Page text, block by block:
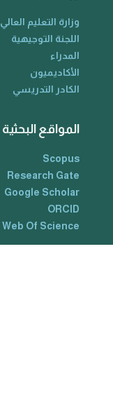
وزارة التعليم العالي
اللجنة التوجيهية
المدراء
الأكاديميون
الكادر التدريسي
المواقع البحثية
Scopus
Research Gate
Google Scholar
ORCID
Web Of Science